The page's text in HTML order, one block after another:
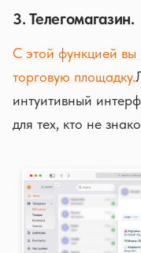
3. Телегомагазин.
С этой функцией
торговую площадку.
интуитивный
для тех, кто не